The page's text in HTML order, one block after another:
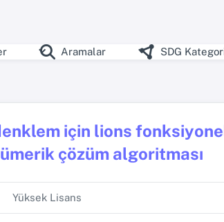
Aramalar SDG
için lions
çözüm algoritması
Yüksek Lisans